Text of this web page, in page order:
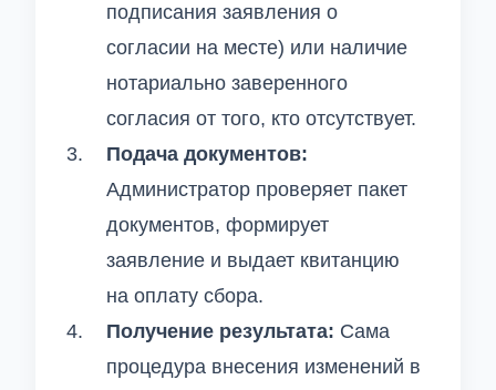
подписания заявления о
согласии на месте) или наличие
нотариально заверенного
согласия от того, кто отсутствует.
Подача документов:
Администратор проверяет пакет
документов, формирует
заявление и выдает квитанцию
на оплату сбора.
Получение результата: Сама
процедура внесения изменений в